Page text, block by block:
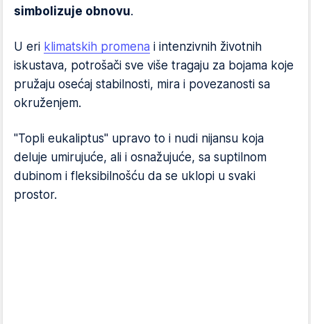
simbolizuje obnovu.
U eri klimatskih promena i intenzivnih životnih
iskustava, potrošači sve više tragaju za bojama koje
pružaju osećaj stabilnosti, mira i povezanosti sa
okruženjem.
"Topli eukaliptus" upravo to i nudi nijansu koja
deluje umirujuće, ali i osnažujuće, sa suptilnom
dubinom i fleksibilnošću da se uklopi u svaki
prostor.